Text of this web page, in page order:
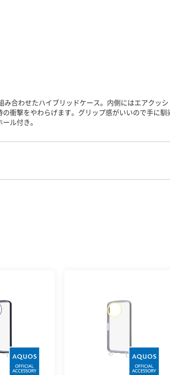
合わせたハイブリッドケース。内側にはエアクッシ
衝撃をやわらげます。グリップ感がいいので手に馴
ル付き。